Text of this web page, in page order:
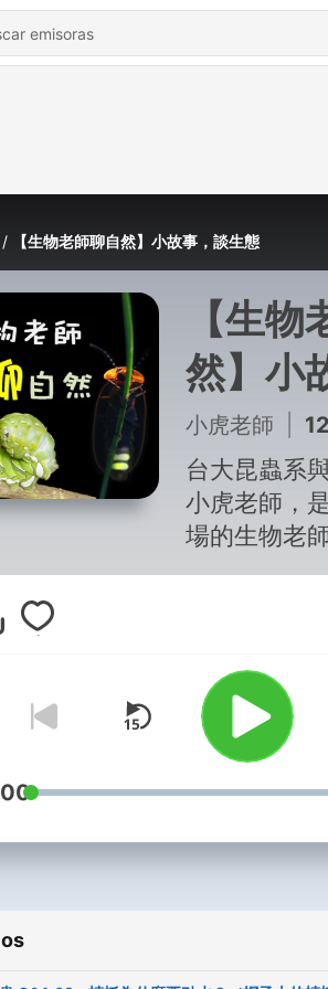
【生物老師聊自然】小故事，談生態
【生
然】小
態
小虎老師 124 - 昆
台大昆蟲系
小虎老師，
場的生物老
行環境教育
育績優人員
教育獎之肯
新世代環境
點就是素養
即重視生活
實大自然就
周遭的環境